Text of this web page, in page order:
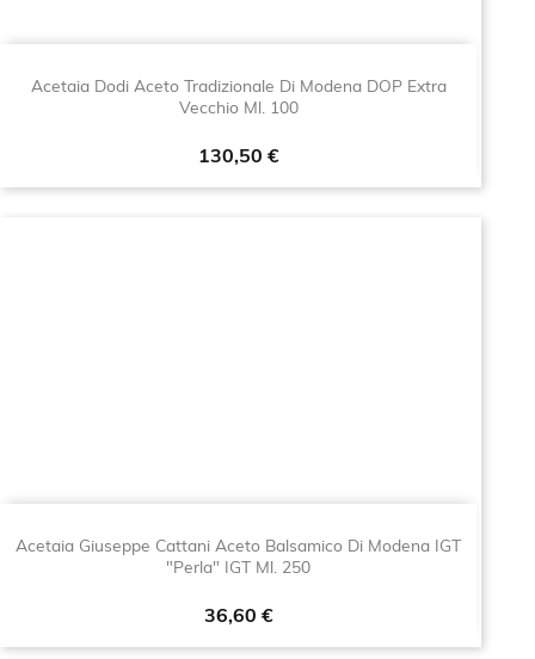
Acetaia Dodi Aceto Tradizionale Di Modena DOP Extra
Vecchio Ml. 100
Prezzo
130,50 €
Acetaia Giuseppe Cattani Aceto Balsamico Di Modena IGT
"Perla" IGT Ml. 250
Prezzo
36,60 €